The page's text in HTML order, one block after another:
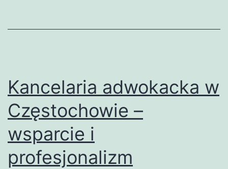
Kancelaria adwokacka w
Częstochowie –
wsparcie i
profesjonalizm